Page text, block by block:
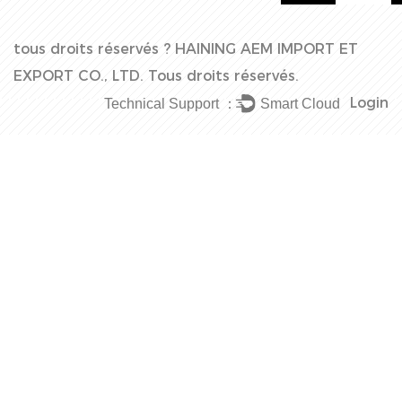
tous droits réservés ? HAINING AEM IMPORT ET
EXPORT CO., LTD. Tous droits réservés.
Login
Technical Support ： Smart Cloud